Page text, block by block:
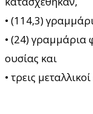
• (114,3)
• (24) γραμμάρια
ουσίας και
• τρεις